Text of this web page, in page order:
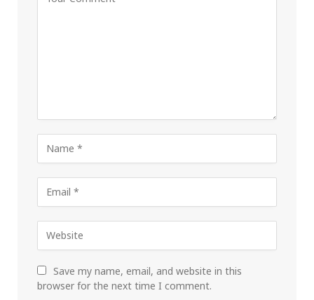
Save my name, email, and website in this
browser for the next time I comment.